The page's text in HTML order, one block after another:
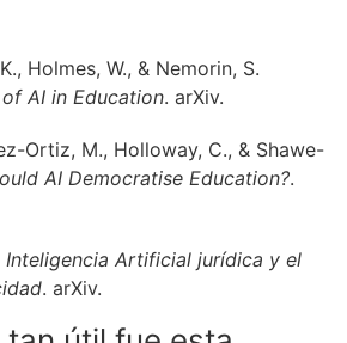
Holmes, W., & Nemorin, S.
AI in Education. arXiv.
Ortiz, M., Holloway, C., & Shawe-
AI Democratise Education?.
Inteligencia Artificial jurídica y el
. arXiv.